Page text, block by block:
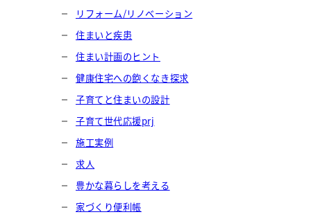
リフォーム/リノベーション
住まいと疾患
住まい計画のヒント
健康住宅への飽くなき探求
子育てと住まいの設計
子育て世代応援prj
施工実例
求人
豊かな暮らしを考える
家づくり便利帳